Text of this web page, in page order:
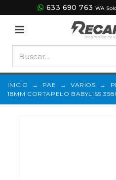
633 690 763 WA
INICIO → PAE → VARIOS →
18MM CORTAPELO BABYLISS